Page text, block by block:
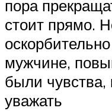
пора
стоит прямо.
мужчине,
были чувства,
уважать